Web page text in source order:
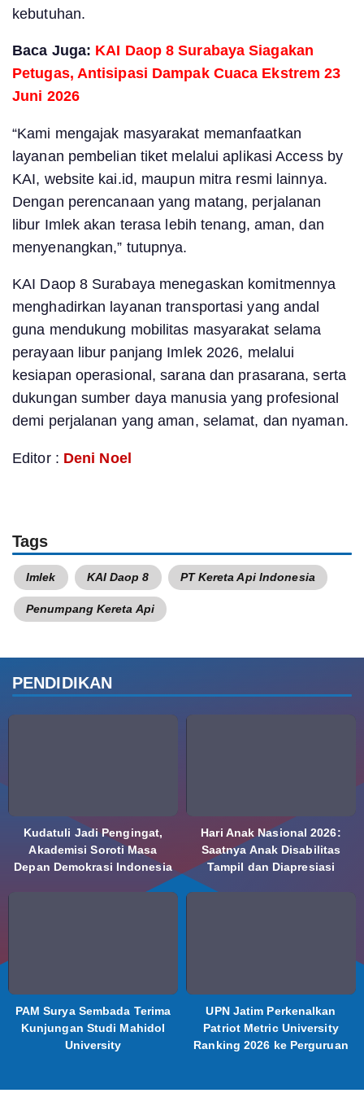
kebutuhan.
Baca Juga: KAI Daop 8 Surabaya Siagakan
Petugas, Antisipasi Dampak Cuaca Ekstrem 23
Juni 2026
“Kami mengajak masyarakat memanfaatkan
layanan pembelian tiket melalui aplikasi Access by
KAI, website kai.id, maupun mitra resmi lainnya.
Dengan perencanaan yang matang, perjalanan
libur Imlek akan terasa lebih tenang, aman, dan
menyenangkan,” tutupnya.
KAI Daop 8 Surabaya menegaskan komitmennya
menghadirkan layanan transportasi yang andal
guna mendukung mobilitas masyarakat selama
perayaan libur panjang Imlek 2026, melalui
kesiapan operasional, sarana dan prasarana, serta
dukungan sumber daya manusia yang profesional
demi perjalanan yang aman, selamat, dan nyaman.
Editor : Deni Noel
Tags
Imlek KAI Daop 8 PT Kereta Api Indonesia
Penumpang Kereta Api
PENDIDIKAN
Kudatuli Jadi Pengingat,
Akademisi Soroti Masa
Depan Demokrasi Indonesia
Hari Anak Nasional 2026:
Saatnya Anak Disabilitas
Tampil dan Diapresiasi
PAM Surya Sembada Terima
Kunjungan Studi Mahidol
University
UPN Jatim Perkenalkan
Patriot Metric University
Ranking 2026 ke Perguruan